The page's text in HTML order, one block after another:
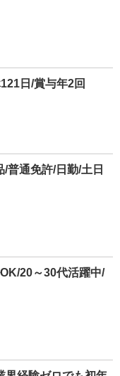
日/賞与年2回
普通免許/日勤/土日
20～30代活躍中/